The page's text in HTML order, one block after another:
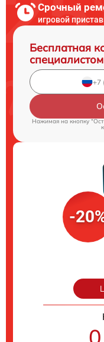
Срочный
игровой
Бесплатная
специалистом
Нажимая на кнопку
-